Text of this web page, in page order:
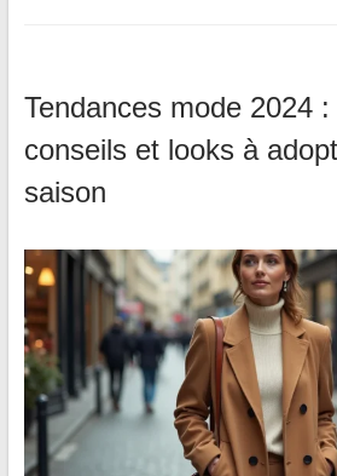
Tendances mode 2024
conseils et looks à
saison